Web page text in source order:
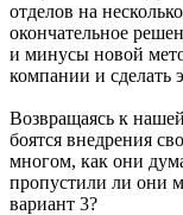
отделов на
окончательное
и минусы новой
компании и сделать
Возвращаясь к
боятся внедрения
многом, как они
пропустили ли они
вариант 3?